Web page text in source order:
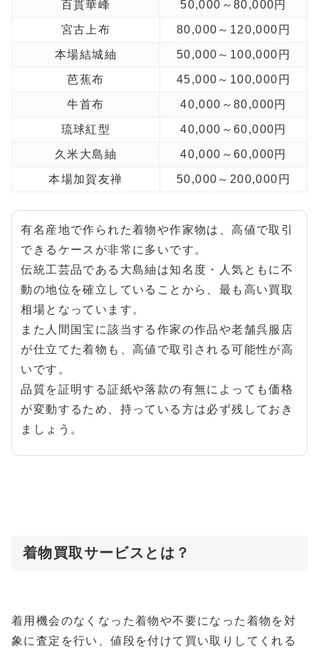
百貫華峰 50,000～80,000円
宮古上布 80,000～120,000円
本場結城紬 50,000～100,000円
芭蕉布 45,000～100,000円
牛首布 40,000～80,000円
琉球紅型 40,000～60,000円
久米大島紬 40,000～60,000円
本場加賀友禅 50,000～200,000円
有名産地で作られた着物や作家物は、高値で取引
できるケースが非常に多いです。
伝統工芸品である大島紬は知名度・人気ともに不
動の地位を確立していることから、最も高い買取
相場となっています。
また人間国宝に該当する作家の作品や老舗呉服店
が仕立てた着物も、高値で取引される可能性が高
いです。
品質を証明する証紙や落款の有無によっても価格
が変動するため、持っている方は必ず残しておき
ましょう。
着物買取サービスとは？
着用機会のなくなった着物や不要になった着物を対
象に査定を行い、値段を付けて買い取りしてくれる